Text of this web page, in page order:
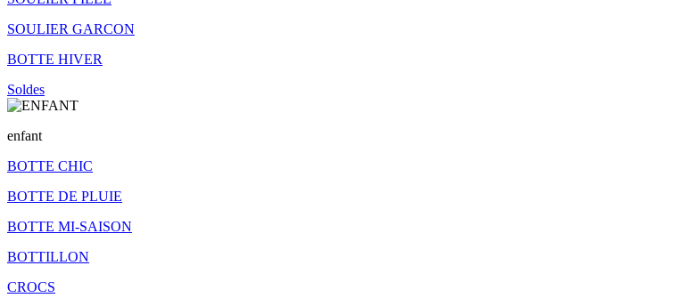
SOULIER GARCON
BOTTE HIVER
Soldes
enfant
BOTTE CHIC
BOTTE DE PLUIE
BOTTE MI-SAISON
BOTTILLON
CROCS